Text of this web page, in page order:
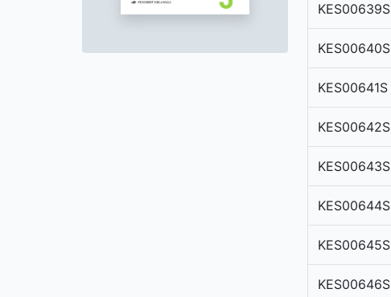
KES00639S
KES00640S
KES00641S
KES00642S
KES00643S
KES00644S
KES00645S
KES00646S